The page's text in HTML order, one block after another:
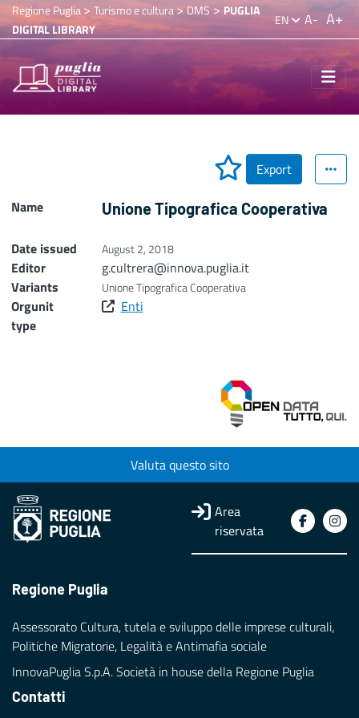
Regione Puglia> Turismo e cultura>DMS > PUGLIA
DIGITAL LIBRARY
EN A- A+
Export
Name
Unione Tipografica Cooperativa
Date issued August 2, 2018
Editor
g.cultrera@innova.puglia.it
Variants
Unione Tipografica Cooperativa
Orgunit
type
Enti
Valuta questo sito
Area
riservata
Regione Puglia
Assessorato Cultura, tutela e sviluppo delle imprese culturali,
Politiche Migratorie, Legalità e Antimafia sociale
InnovaPuglia S.p.A. Società in house della Regione Puglia
Contatti